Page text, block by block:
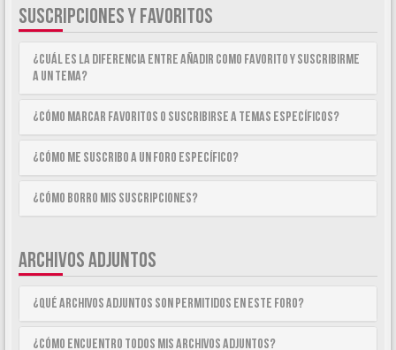
SUSCRIPCIONES Y FAVORITOS
¿Cuál es la diferencia entre añadir como Favorito y suscribirme
a un tema?
¿Cómo marcar Favoritos o suscribirse a temas específicos?
¿Cómo me suscribo a un foro específico?
¿Cómo borro mis suscripciones?
ARCHIVOS ADJUNTOS
¿Qué archivos adjuntos son permitidos en este foro?
¿Cómo encuentro todos mis archivos adjuntos?